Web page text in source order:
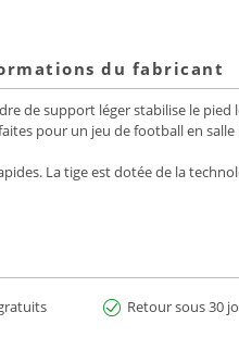
du fabricant
de support léger stabilise le
pour un jeu de football en salle
La tige est dotée de la
Retour sous 30